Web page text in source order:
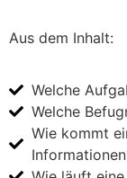
Aus dem Inhalt:
Welche
Welche
Wie kommt